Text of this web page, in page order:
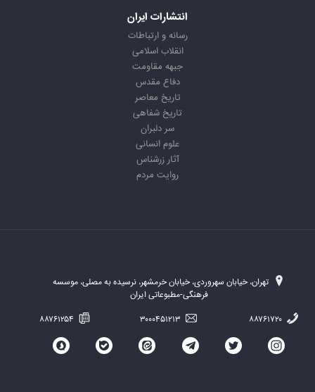
انتشارات ایران
رسانه و ارتباطات
انقلاب اسلامی
جبهه مقاومت
دفاع مقدس
تاریخ معاصر
تاریخ شفاهی
سر دلبران
علوم انسانی
آثار زرشناس
روایت مردم
تهران، خیابان سهروردی، خیابان خرمشهر، نرسیده به مصلی، موسسه
فرهنگی-مطبوعاتی ایران